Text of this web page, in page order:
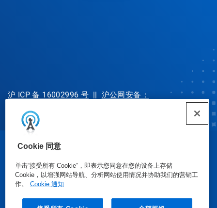
Cookie 同意
单击“接受所有 Cookie”，即表示您同意在您的设备上存储
Cookie，以增强网站导航、分析网站使用情况并协助我们的营销工
作。
Cookie 通知
沪 ICP 备 16002996 号 || 沪公网安备：
31010702002902 号
安全数据表 | 隐私政策|使用条款